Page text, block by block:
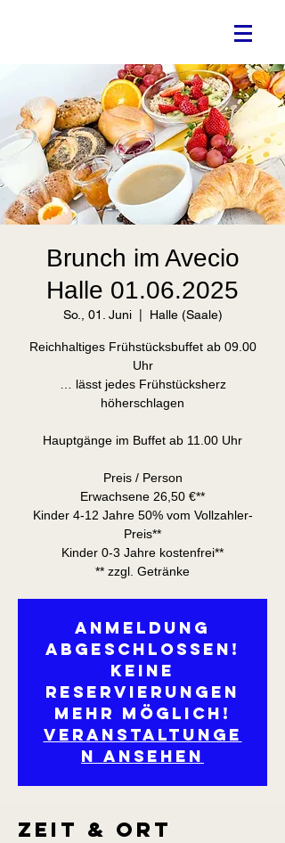
Brunch im Avecio
Halle 01.06.2025
So., 01. Juni
  |
Halle (Saale)
Reichhaltiges Frühstücksbuffet ab 09.00
Uhr
… lässt jedes Frühstücksherz
höherschlagen
Hauptgänge im Buffet ab 11.00 Uhr
Preis / Person
Erwachsene 26,50 €**
Kinder 4-12 Jahre 50% vom Vollzahler-
Preis**
Kinder 0-3 Jahre kostenfrei**
** zzgl. Getränke
Anmeldung
abgeschlossen!
Keine
Reservierungen
mehr möglich!
Veranstaltunge
n ansehen
Zeit & Ort